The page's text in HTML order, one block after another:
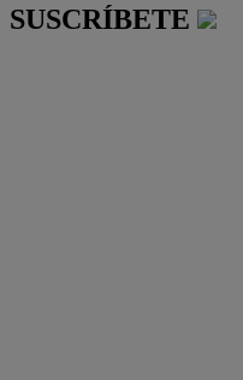
SUSCRÍBETE